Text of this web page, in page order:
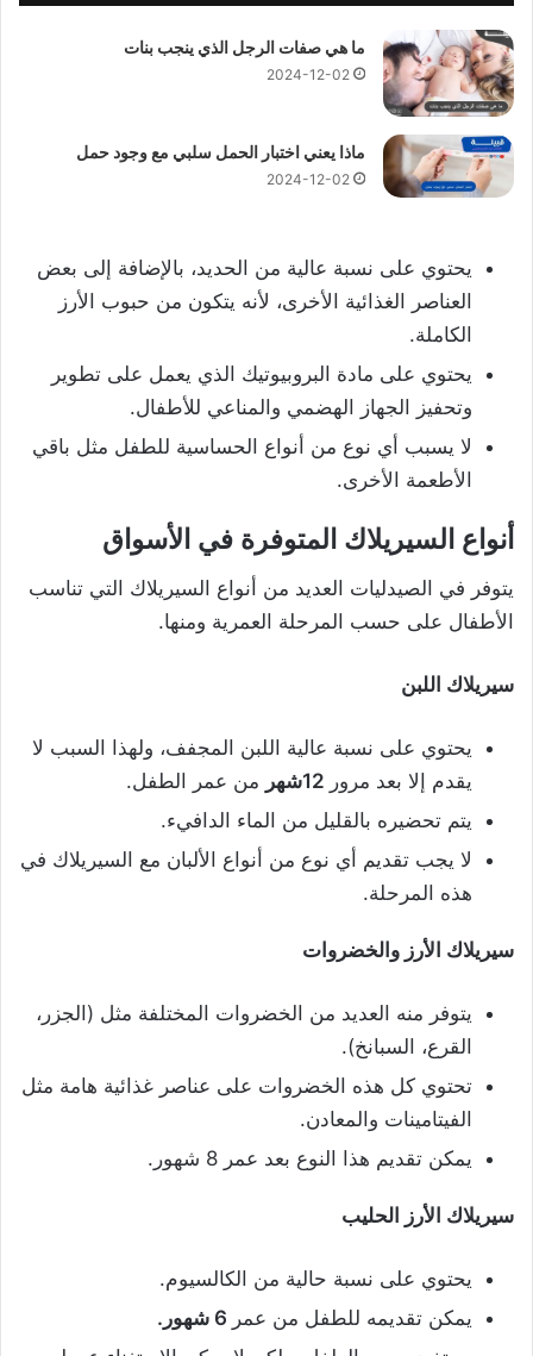
ما هي صفات الرجل الذي ينجب بنات
2024-12-02
ماذا يعني اختبار الحمل سلبي مع وجود حمل
2024-12-02
يحتوي على نسبة عالية من الحديد، بالإضافة إلى بعض
العناصر الغذائية الأخرى، لأنه يتكون من حبوب الأرز
الكاملة.
يحتوي على مادة البروبيوتيك الذي يعمل على تطوير
وتحفيز الجهاز الهضمي والمناعي للأطفال.
لا يسبب أي نوع من أنواع الحساسية للطفل مثل باقي
الأطعمة الأخرى.
أنواع السيريلاك المتوفرة في الأسواق
يتوفر في الصيدليات العديد من أنواع السيريلاك التي تناسب
الأطفال على حسب المرحلة العمرية ومنها.
سيريلاك اللبن
يحتوي على نسبة عالية اللبن المجفف، ولهذا السبب لا
يقدم إلا بعد مرور
من عمر الطفل.
يتم تحضيره بالقليل من الماء الدافيء.
لا يجب تقديم أي نوع من أنواع الألبان مع السيريلاك في
هذه المرحلة.
سيريلاك الأرز والخضروات
يتوفر منه العديد من الخضروات المختلفة مثل (الجزر،
القرع، السبانخ).
تحتوي كل هذه الخضروات على عناصر غذائية هامة مثل
الفيتامينات والمعادن.
يمكن تقديم هذا النوع بعد عمر 8 شهور.
سيريلاك الأرز الحليب
يحتوي على نسبة حالية من الكالسيوم.
يمكن تقديمه للطفل من عمر